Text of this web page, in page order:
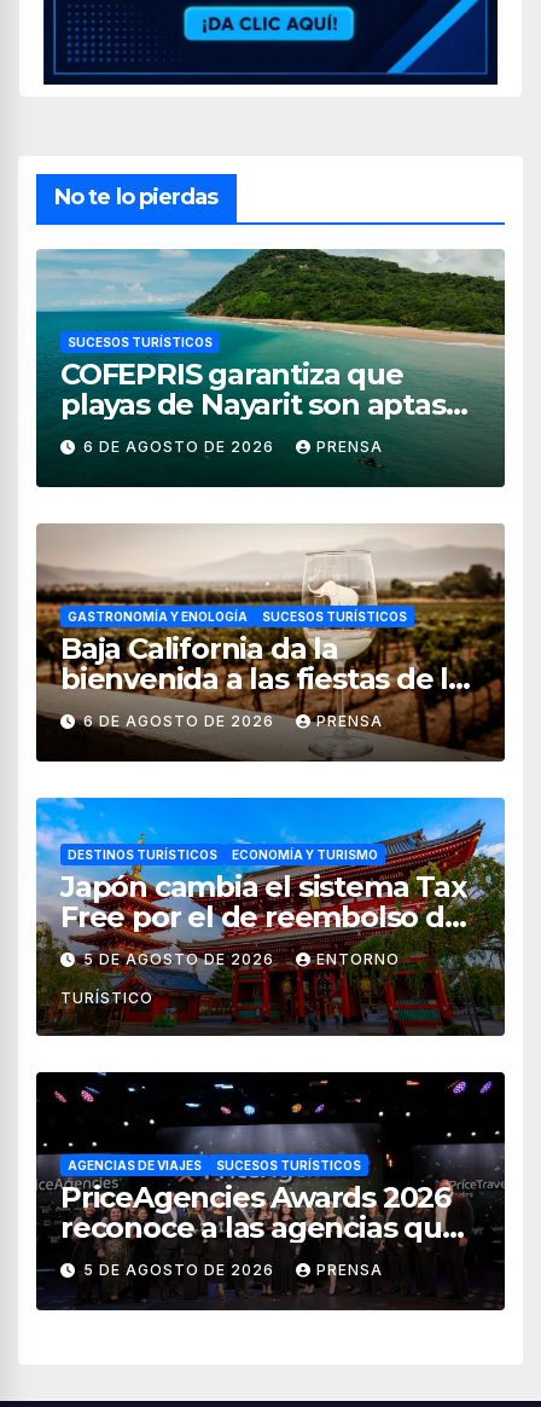
No te lo pierdas
SUCESOS TURÍSTICOS
COFEPRIS garantiza que
playas de Nayarit son aptas
para uso recreativo
6 DE AGOSTO DE 2026 PRENSA
GASTRONOMÍA Y ENOLOGÍA SUCESOS TURÍSTICOS
Baja California da la
bienvenida a las fiestas de la
vendimia 2026
6 DE AGOSTO DE 2026 PRENSA
DESTINOS TURÍSTICOS ECONOMÍA Y TURISMO
Japón cambia el sistema Tax
Free por el de reembolso de
impuestos desde noviembre
de 2026
5 DE AGOSTO DE 2026 ENTORNO
TURÍSTICO
AGENCIAS DE VIAJES SUCESOS TURÍSTICOS
PriceAgencies Awards 2026
reconoce a las agencias que
impulsan el crecimiento del
turismo en México
5 DE AGOSTO DE 2026 PRENSA